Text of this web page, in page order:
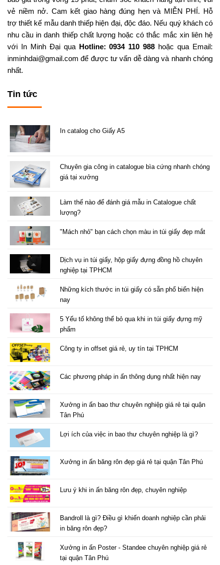
vẻ niềm nở. Cam kết giao hàng đúng hẹn và MIỄN PHÍ. Hỗ
trợ thiết kế mẫu danh thiếp hiện đại, độc đáo. Nếu quý khách có
nhu cầu in danh thiếp chất lượng hoặc có thắc mắc xin liên hệ
với In Minh Đại qua Hotline:0934 110 988 hoặc qua Email:
inminhdai@gmail.com để được tư vấn dễ dàng và nhanh chóng
nhất.
Tin tức
In catalog cho Giấy A5
Chuyên gia công in catalogue bìa cứng nhanh chóng
giá tại xưởng
Làm thế nào để đánh giá mẫu in Catalogue chất
lượng?
"Mách nhỏ" bạn cách chọn màu in túi giấy đẹp mắt
Dịch vụ in túi giấy, hộp giấy đựng đồng hồ chuyên
nghiệp tại TPHCM
Những kích thước in túi giấy có sẵn phổ biến hiện
nay
5 Yếu tố không thể bỏ qua khi in túi giấy đựng mỹ
phẩm
Công ty in offset giá rẻ, uy tín tại TPHCM
Các phương pháp in ấn thông dụng nhất hiện nay
Xưởng in ấn bao thư chuyên nghiệp giá rẻ tại quận
Tân Phú
Lợi ích của việc in bao thư chuyên nghiệp là gì?
Xưởng in ấn băng rôn đẹp giá rẻ tại quận Tân Phú
Lưu ý khi in ấn băng rôn đẹp, chuyên nghiệp
Bandroll là gì? Điều gì khiến doanh nghiệp cần phải
in băng rôn đẹp?
Xưởng in ấn Poster - Standee chuyên nghiệp giá rẻ
tại quận Tân Phú